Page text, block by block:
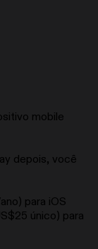
mobile
depois, você
para iOS
único) para